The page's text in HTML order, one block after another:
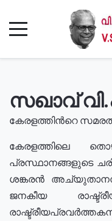
സഖാവ്
കേരളത്തിൻറെ
കേരളത്തിലെ
പ്രസ്ഥാനങ്ങളുടെ
ശങ്കരൻ
ജനകീയ